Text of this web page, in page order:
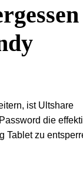
ist Ultshare
die
Tablet zu